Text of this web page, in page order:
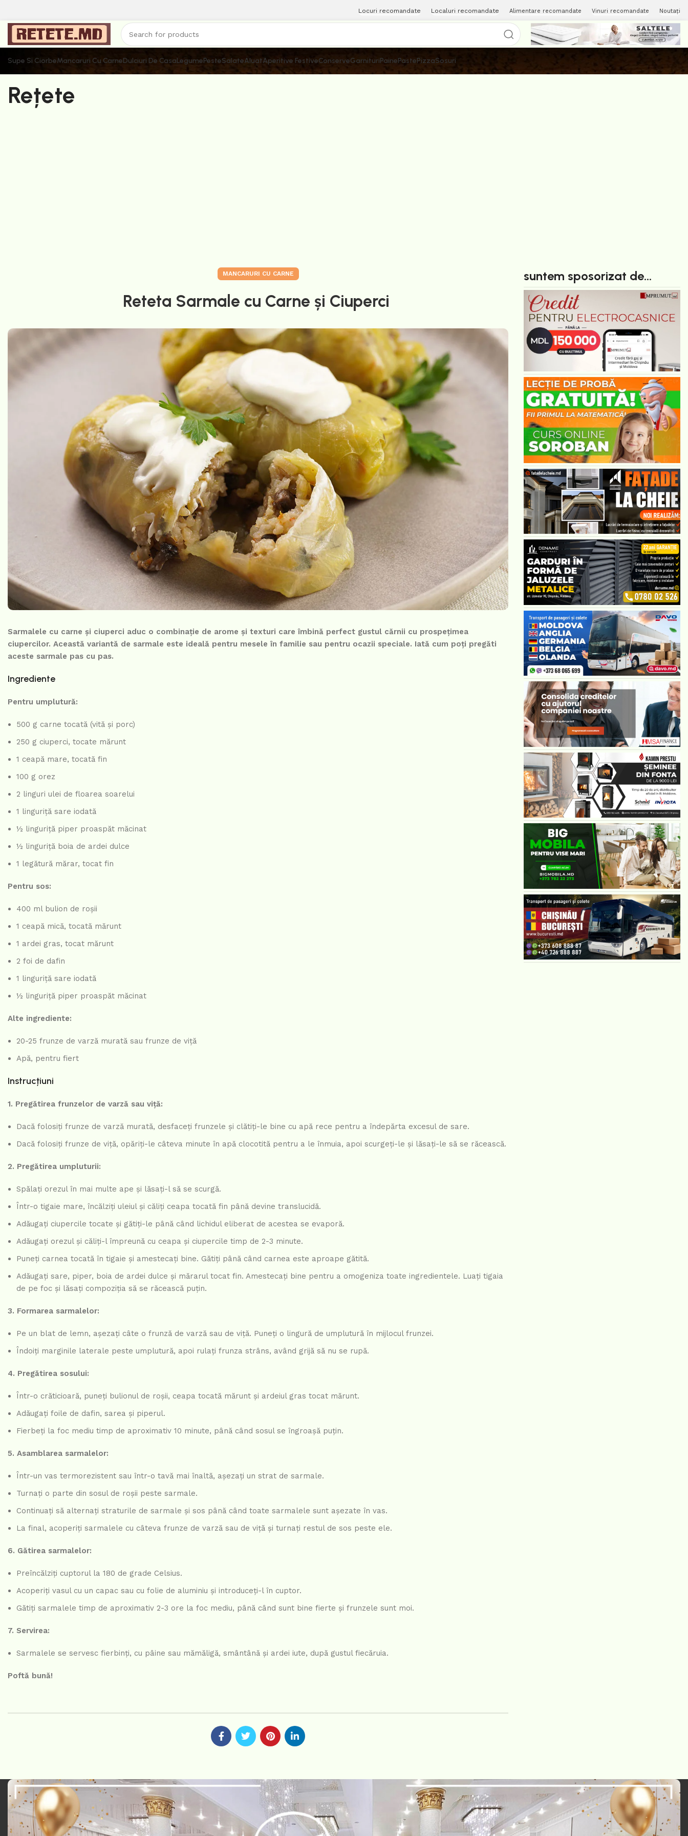
Locuri recomandate Localuri recomandate Alimentare recomandate Vinuri recomandate Noutați
Supe Si CiorbeMancaruri Cu CarneDulciuri De CasaLegumePesteSalateAluatAperitive FestiveConserveGarnituriPainePastePizzaSosuri
Rețete
MANCARURI CU CARNE
Reteta Sarmale cu Carne și Ciuperci
Sarmalele cu carne și ciuperci aduc o combinație de arome și texturi care îmbină perfect gustul cărnii cu prospețimea
ciupercilor. Această variantă de sarmale este ideală pentru mesele în familie sau pentru ocazii speciale. Iată cum poți pregăti
aceste sarmale pas cu pas.
Ingrediente
Pentru umplutură:
500 g carne tocată (vită și porc)
250 g ciuperci, tocate mărunt
1 ceapă mare, tocată fin
100 g orez
2 linguri ulei de floarea soarelui
1 linguriță sare iodată
½ linguriță piper proaspăt măcinat
½ linguriță boia de ardei dulce
1 legătură mărar, tocat fin
Pentru sos:
400 ml bulion de roșii
1 ceapă mică, tocată mărunt
1 ardei gras, tocat mărunt
2 foi de dafin
1 linguriță sare iodată
½ linguriță piper proaspăt măcinat
Alte ingrediente:
20-25 frunze de varză murată sau frunze de viță
Apă, pentru fiert
Instrucțiuni
1. Pregătirea frunzelor de varză sau viță:
Dacă folosiți frunze de varză murată, desfaceți frunzele și clătiți-le bine cu apă rece pentru a îndepărta excesul de sare.
Dacă folosiți frunze de viță, opăriți-le câteva minute în apă clocotită pentru a le înmuia, apoi scurgeți-le și lăsați-le să se răcească.
2. Pregătirea umpluturii:
Spălați orezul în mai multe ape și lăsați-l să se scurgă.
Într-o tigaie mare, încălziți uleiul și căliți ceapa tocată fin până devine translucidă.
Adăugați ciupercile tocate și gătiți-le până când lichidul eliberat de acestea se evaporă.
Adăugați orezul și căliți-l împreună cu ceapa și ciupercile timp de 2-3 minute.
Puneți carnea tocată în tigaie și amestecați bine. Gătiți până când carnea este aproape gătită.
Adăugați sare, piper, boia de ardei dulce și mărarul tocat fin. Amestecați bine pentru a omogeniza toate ingredientele. Luați tigaia
de pe foc și lăsați compoziția să se răcească puțin.
3. Formarea sarmalelor:
Pe un blat de lemn, așezați câte o frunză de varză sau de viță. Puneți o lingură de umplutură în mijlocul frunzei.
Îndoiți marginile laterale peste umplutură, apoi rulați frunza strâns, având grijă să nu se rupă.
4. Pregătirea sosului:
Într-o crăticioară, puneți bulionul de roșii, ceapa tocată mărunt și ardeiul gras tocat mărunt.
Adăugați foile de dafin, sarea și piperul.
Fierbeți la foc mediu timp de aproximativ 10 minute, până când sosul se îngroașă puțin.
5. Asamblarea sarmalelor:
Într-un vas termorezistent sau într-o tavă mai înaltă, așezați un strat de sarmale.
Turnați o parte din sosul de roșii peste sarmale.
Continuați să alternați straturile de sarmale și sos până când toate sarmalele sunt așezate în vas.
La final, acoperiți sarmalele cu câteva frunze de varză sau de viță și turnați restul de sos peste ele.
6. Gătirea sarmalelor:
Preîncălziți cuptorul la 180 de grade Celsius.
Acoperiți vasul cu un capac sau cu folie de aluminiu și introduceți-l în cuptor.
Gătiți sarmalele timp de aproximativ 2-3 ore la foc mediu, până când sunt bine fierte și frunzele sunt moi.
7. Servirea:
Sarmalele se servesc fierbinți, cu pâine sau mămăligă, smântână și ardei iute, după gustul fiecăruia.
Poftă bună!
suntem sposorizat de...